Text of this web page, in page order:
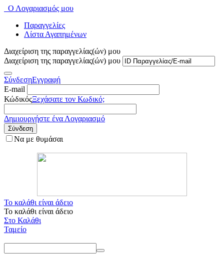
Ο Λογαριασμός μου
Παραγγελίες
Λίστα Αγαπημένων
Διαχείριση της παραγγελίας(ών) μου
Διαχείριση της παραγγελίας(ών) μου
ΣύνδεσηΕγγραφή
E-mail
ΚώδικόςΞεχάσατε τον Κωδικό;
Δημιουργήστε ένα Λογαριασμό
Σύνδεση
Να με θυμάσαι
Το καλάθι είναι άδειο
Το καλάθι είναι άδειο
Στο Καλάθι
Ταμείο